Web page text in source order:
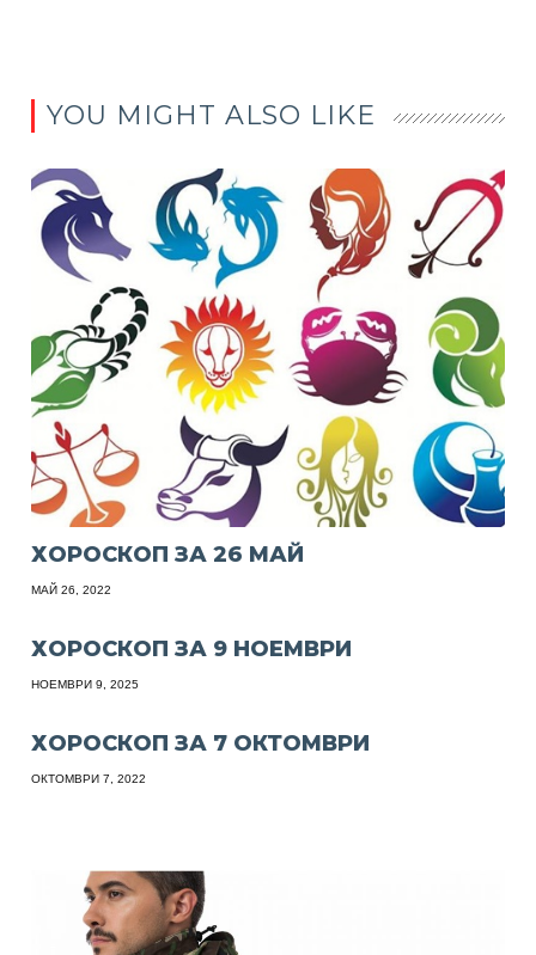
YOU MIGHT ALSO LIKE
ХОРОСКОП ЗА 26 МАЙ
МАЙ 26, 2022
ХОРОСКОП ЗА 9 НОЕМВРИ
НОЕМВРИ 9, 2025
ХОРОСКОП ЗА 7 ОКТОМВРИ
ОКТОМВРИ 7, 2022